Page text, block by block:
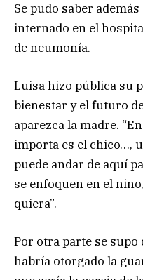
Se pudo saber
internado en el
de neumonía.
Luisa hizo pública su
bienestar y el futuro
aparezca la madre.
importa es el chico…,
puede andar de aquí
se enfoquen en el
quiera”.
Por otra parte se
habría otorgado la